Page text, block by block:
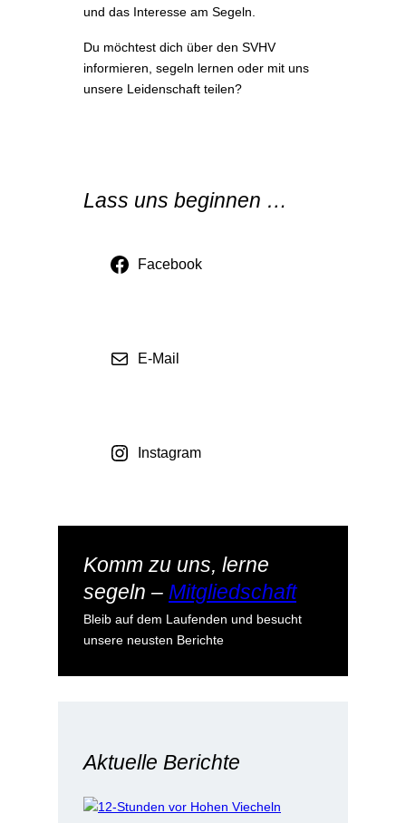
und das Interesse am Segeln.
Du möchtest dich über den SVHV
informieren, segeln lernen oder mit uns
unsere Leidenschaft teilen?
Lass uns beginnen …
Facebook
E-Mail
Instagram
Komm zu uns, lerne
segeln – Mitgliedschaft
Bleib auf dem Laufenden und besucht
unsere neusten Berichte
Aktuelle Berichte